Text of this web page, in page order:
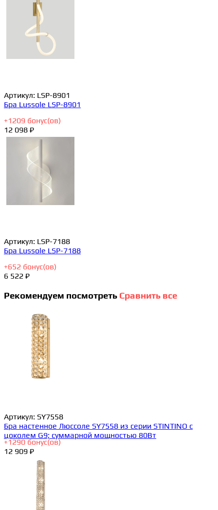
Артикул: LSP-8901
Бра Lussole LSP-8901
+1209 бонус(ов)
12 098 ₽
Артикул: LSP-7188
Бра Lussole LSP-7188
+652 бонус(ов)
6 522 ₽
Рекомендуем посмотреть Сравнить все
Артикул: SY7558
Бра настенное Люссоле SY7558 из серии STINTINO с
цоколем G9; суммарной мощностью 80Вт
+1290 бонус(ов)
12 909 ₽